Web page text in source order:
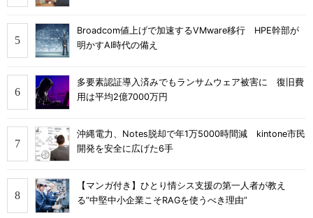
Broadcom値上げで加速するVMware移行 HPE幹部が
明かすAI時代の備え
多要素認証導入済みでもランサムウェア被害に 復旧費
用は平均2億7000万円
沖縄電力、Notes脱却で年1万5000時間減 kintone市民
開発を安全に広げた6手
【マンガ付き】ひとり情シス支援の第一人者が教え
る”中堅中小企業こそRAGを使うべき理由”